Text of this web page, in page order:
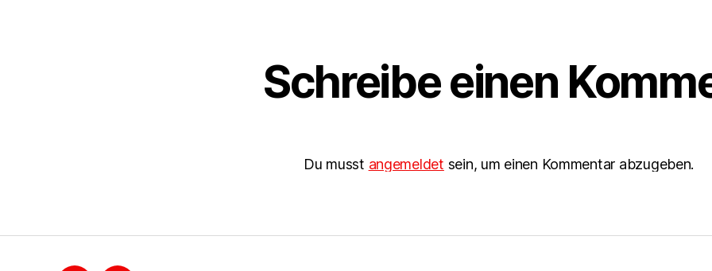
Schreibe einen
Du musst angemeldet sein, um einen Kommentar abzugeben.